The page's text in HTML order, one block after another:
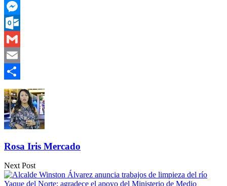
WhatsApp
Messenger
Outlook.com
Gmail
Email
Compartir
Rosa Iris Mercado
Next Post